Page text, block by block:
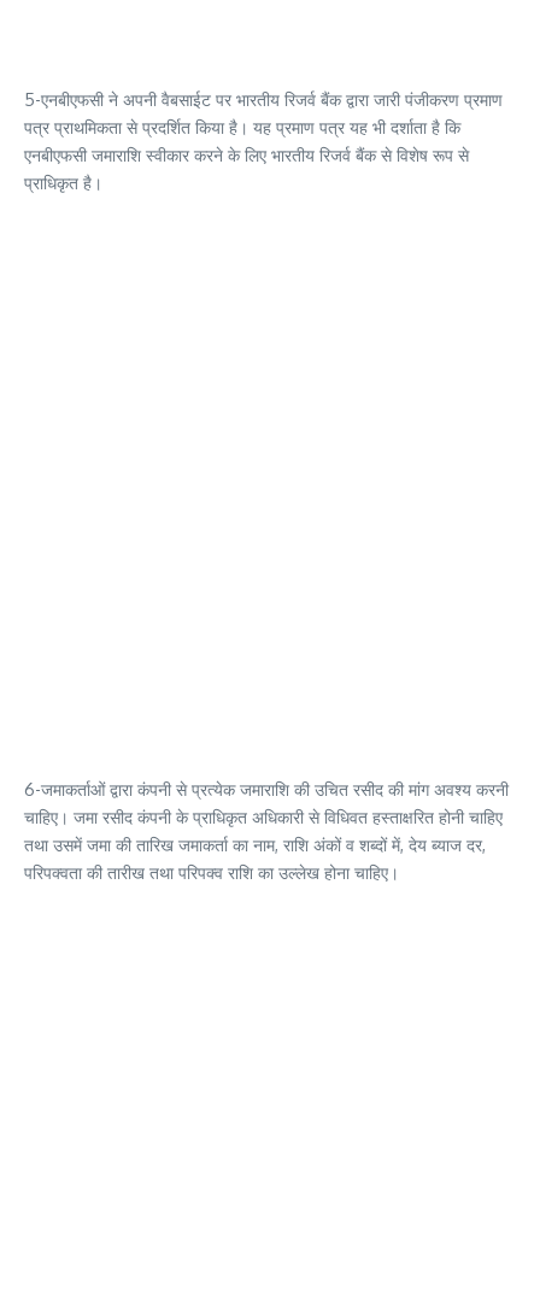
5-एनबीएफसी ने अपनी वैबसाईट पर भारतीय रिजर्व बैंक द्वारा जारी पंजीकरण प्रमाण
पत्र प्राथमिकता से प्रदर्शित किया है। यह प्रमाण पत्र यह भी दर्शाता है कि
एनबीएफसी जमाराशि स्वीकार करने के लिए भारतीय रिजर्व बैंक से विशेष रूप से
प्राधिकृत है।
6-जमाकर्ताओं द्वारा कंपनी से प्रत्येक जमाराशि की उचित रसीद की मांग अवश्य करनी
चाहिए। जमा रसीद कंपनी के प्राधिकृत अधिकारी से विधिवत हस्ताक्षरित होनी चाहिए
तथा उसमें जमा की तारिख जमाकर्ता का नाम, राशि अंकों व शब्दों में, देय ब्याज दर,
परिपक्वता की तारीख तथा परिपक्व राशि का उल्लेख होना चाहिए।